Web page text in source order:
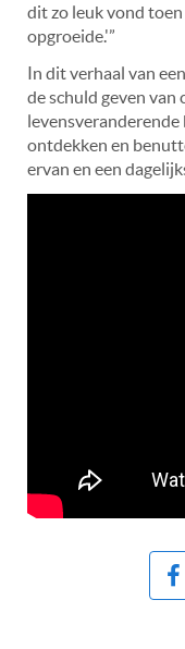
dit zo leuk vond
opgroeide.'”
In dit verhaal van
de schuld geven van
ontdekken en
ervan en een